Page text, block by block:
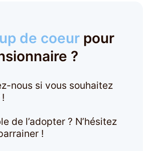
de coeurpour
?
nous si vous souhaitez
de l’adopter ? N’hésitez
!